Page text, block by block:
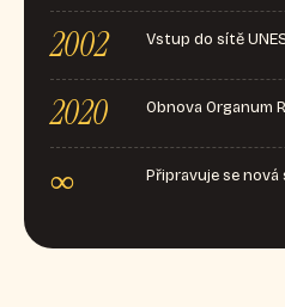
2002 Vstup do sítě
2020 Obnova Organum
∞ Připravuje se